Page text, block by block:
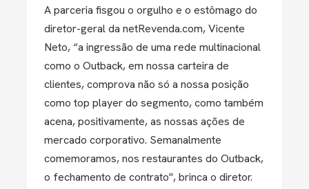
A parceria fisgou o orgulho e o estômago do
diretor-geral da netRevenda.com, Vicente
Neto, “a ingressão de uma rede multinacional
como o Outback, em nossa carteira de
clientes, comprova não só a nossa posição
como top player do segmento, como também
acena, positivamente, as nossas ações de
mercado corporativo. Semanalmente
comemoramos, nos restaurantes do Outback,
o fechamento de contrato", brinca o diretor.